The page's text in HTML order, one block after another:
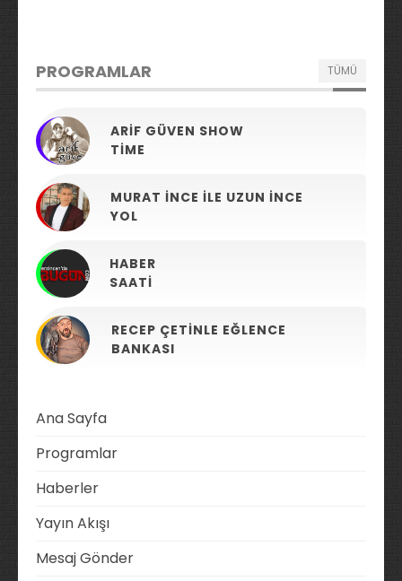
PROGRAMLAR TÜMÜ
ARIF GÜVEN SHOW
TIME
MURAT İNCE ILE UZUN İNCE
YOL
HABER
SAATI
RECEP ÇETINLE EĞLENCE
BANKASI
Ana Sayfa
Programlar
Haberler
Yayın Akışı
Mesaj Gönder